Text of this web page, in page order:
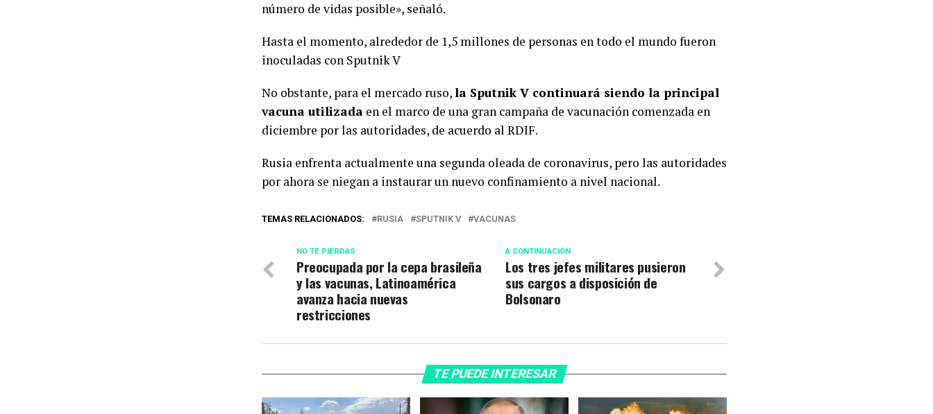
número de vidas posible», señaló.
Hasta el momento, alrededor de 1,5 millones de personas en todo el mundo fueron
inoculadas con Sputnik V
No obstante, para el mercado ruso,la Sputnik V continuará siendo la principal
vacuna utilizada en el marco de una gran campaña de vacunación comenzada en
diciembre por las autoridades, de acuerdo al RDIF.
Rusia enfrenta actualmente una segunda oleada de coronavirus, pero las autoridades
por ahora se niegan a instaurar un nuevo confinamiento a nivel nacional.
TEMAS RELACIONADOS: RUSIA SPUTNIK V VACUNAS
A CONTINUACIÓN
Los tres jefes militares pusieron
sus cargos a disposición de
Bolsonaro
NO TE PIERDAS
Preocupada por la cepa brasileña
y las vacunas, Latinoamérica
avanza hacia nuevas
restricciones
TE PUEDE INTERESAR